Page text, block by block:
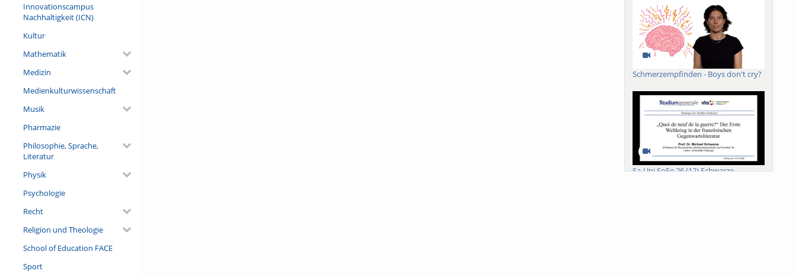
Innovationscampus
Nachhaltigkeit (ICN)
Kultur
Mathematik
Medizin
Medienkulturwissenschaft
Musik
Pharmazie
Philosophie, Sprache,
Literatur
Physik
Psychologie
Recht
Religion und Theologie
School of Education FACE
Sport
Schmerzempfinden - Boys don't cry?
Sa-Uni SoSe 26 (12) Schwarze